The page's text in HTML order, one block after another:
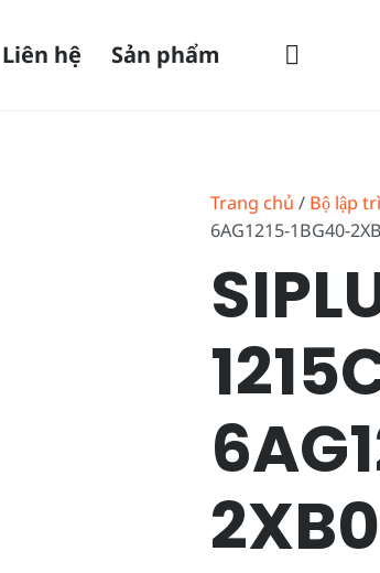
Liên hệ Sản phẩm
Trang chủ / Bộ lập
6AG1215-1BG40-
2XB0